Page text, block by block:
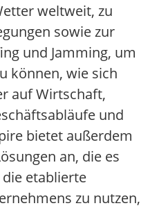
weltweit, zu
sowie zur
und Jamming, um
können, wie sich
auf Wirtschaft,
und
bietet außerdem
an, die es
etablierte
zu nutzen,